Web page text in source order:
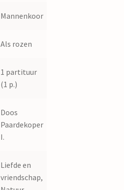
Mannenkoor
Als rozen
1 partituur
(1 p.)
Doos
Paardekoper
I.
Liefde en
vriendschap,